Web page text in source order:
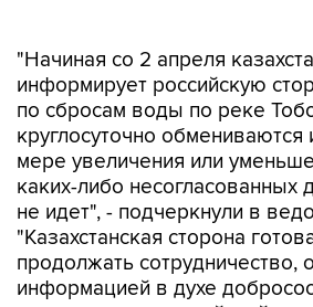
по сбросам воды по реке
круглосуточно
мере увеличения или
каких-либо несогласованных
не идет", - подчеркнули в
"Казахстанская сторона
продолжать сотрудничество,
информацией в духе
партнерства с российской
отмечается в сообщении.